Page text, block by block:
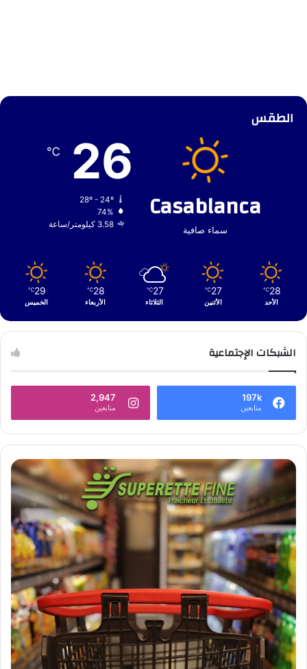
الطقس
Casablanca
سماء صافية
26
℃
28º - 24º
74%
3.58 كيلومتر/ساعة
28
℃
الأحد
27
℃
الأثنين
27
℃
الثلاثاء
28
℃
الأربعاء
29
℃
الخميس
الشبكات الإجتماعية
197k
متابعين
2,947
متابعين